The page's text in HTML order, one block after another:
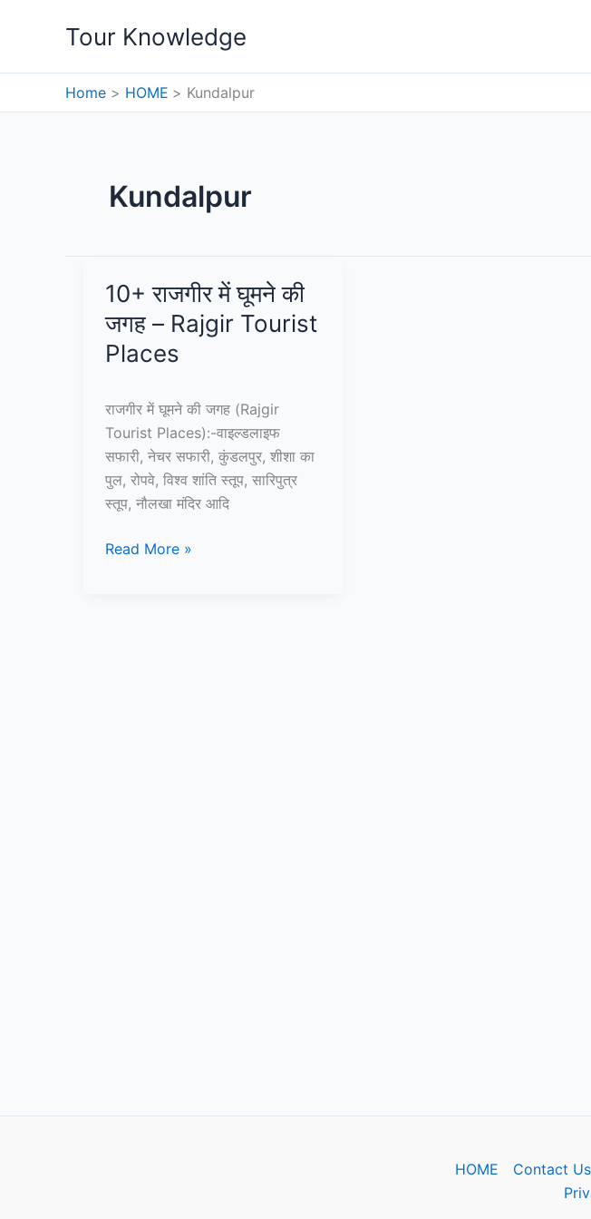
Tour Knowledge
Home HOME Kundalpur
Kundalpur
10+ राजगीर में घूमने की
जगह – Rajgir Tourist
Places
राजगीर में घूमने की जगह (Rajgir
Tourist Places):-वाइल्डलाइफ
सफारी, नेचर सफारी, कुंडलपुर, शीशा का
पुल, रोपवे, विश्व शांति स्तूप, सारिपुत्र
स्तूप, नौलखा मंदिर आदि
10+
Read More »
HOME Contact Us